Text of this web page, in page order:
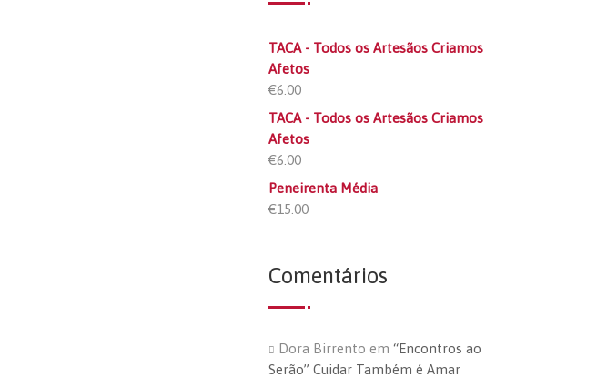
TACA - Todos os Artesãos Criamos
Afetos
€6.00
TACA - Todos os Artesãos Criamos
Afetos
€6.00
Peneirenta Média
€15.00
Comentários
Dora Birrento em “Encontros ao
Serão” Cuidar Também é Amar